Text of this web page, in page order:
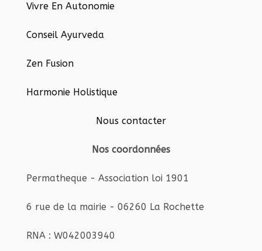
Vivre En Autonomie
Conseil Ayurveda
Zen Fusion
Harmonie Holistique
Nous contacter
Nos coordonnées
Permatheque - Association loi 1901
6 rue de la mairie - 06260 La Rochette
RNA : W042003940